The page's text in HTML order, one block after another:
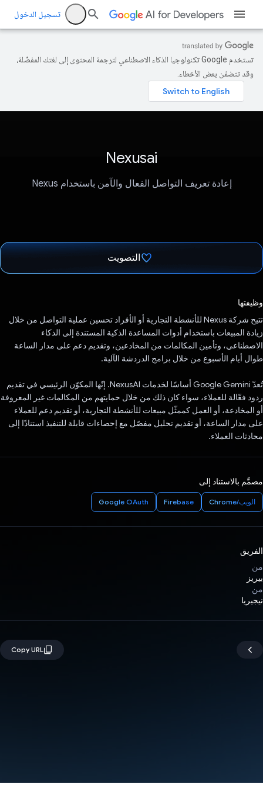
تسجيل الدخول
تستخدم Google تكنولوجيا الذكاء الاصطناعي لترجمة المحتوى إلى لغتك المفضّلة،
وقد تتضمّن بعض الأخطاء.
Nexusai
إعادة تعريف التواصل الفعال والآمن باستخدام Nexus
التصويت
وظيفتها
تتيح شركة Nexus للأنشطة التجارية أو الأفراد تحسين عملية التواصل من خلال
زيادة المبيعات باستخدام أدوات المساعدة الذكية المستندة إلى الذكاء
الاصطناعي، وتأمين المكالمات من المخادعين، وتقديم دعم على مدار الساعة
طوال أيام الأسبوع من خلال برامج الدردشة الآلية.
تُعدّ Google Gemini أساسًا لخدمات NexusAI. إنّها المكوّن الرئيسي في تقديم
ردود فعّالة للعملاء، سواء كان ذلك من خلال حمايتهم من المكالمات غير المعروفة
أو المخادعة، أو العمل كممثّل مبيعات للأنشطة التجارية، أو تقديم دعم للعملاء
على مدار الساعة، أو تقديم تحليل مفصّل مع إحصاءات قابلة للتنفيذ استنادًا إلى
محادثات العملاء.
مصمَّم بالاستناد إلى
الويب/Chrome Firebase
Google OAuth
الفريق
من
بيريز
من
نيجيريا